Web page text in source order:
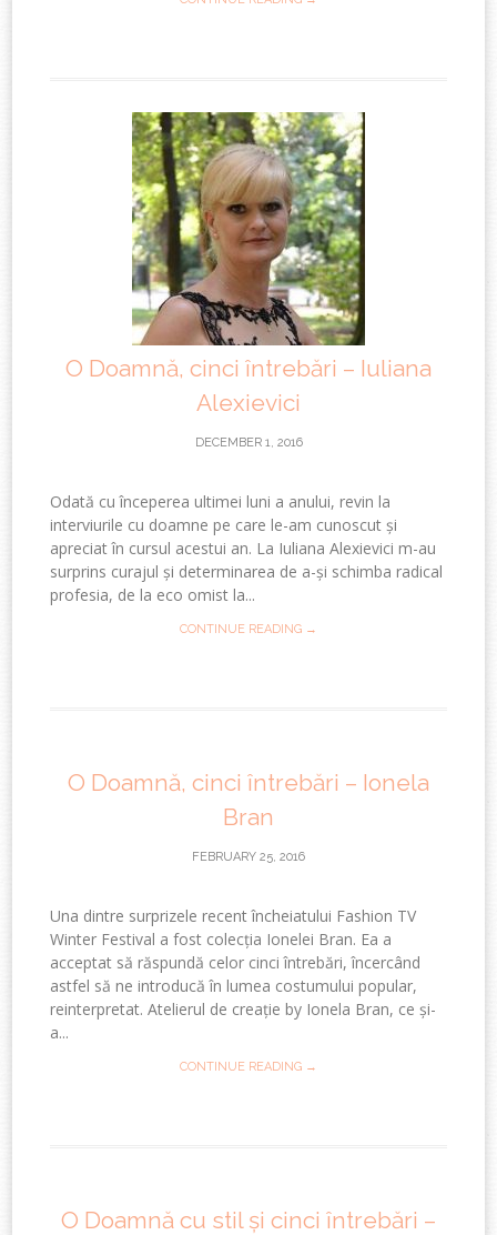
O Doamnă, cinci întrebări – Iuliana
Alexievici
DECEMBER 1, 2016
Odată cu începerea ultimei luni a anului, revin la
interviurile cu doamne pe care le-am cunoscut și
apreciat în cursul acestui an. La Iuliana Alexievici m-au
surprins curajul și determinarea de a-și schimba radical
profesia, de la eco omist la...
CONTINUE READING →
O Doamnă, cinci întrebări – Ionela
Bran
FEBRUARY 25, 2016
Una dintre surprizele recent încheiatului Fashion TV
Winter Festival a fost colecția Ionelei Bran. Ea a
acceptat să răspundă celor cinci întrebări, încercând
astfel să ne introducă în lumea costumului popular,
reinterpretat. Atelierul de creație by Ionela Bran, ce și-
a...
CONTINUE READING →
O Doamnă cu stil și cinci întrebări –